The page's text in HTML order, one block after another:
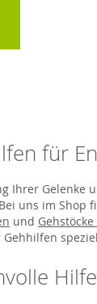
für
Ihrer Gelenke
uns im
und